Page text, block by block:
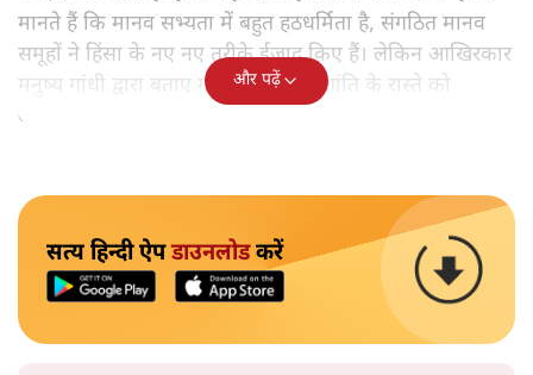
मानते हैं कि मानव सभ्यता में बहुत हठधर्मिता है, संगठित मानव
समूहों ने हिंसा के नए नए तरीके ईजाद किए हैं। लेकिन आखिरकार
मनुष्य गांधी द्वारा बताए गए अहिंसा और शांति के रास्ते को
अपनाएगा।
और पढ़ें
सत्य हिन्दी ऐपडाउनलोडकरें